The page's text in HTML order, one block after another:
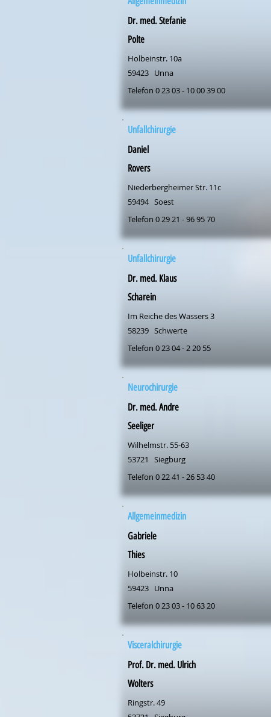
Dr. med. Stefanie
Polte
Holbeinstr. 10a
59423 Unna
Telefon 0 23 03 - 10 00 39 00
Unfallchirurgie
Daniel
Rovers
Niederbergheimer Str. 11c
59494 Soest
Telefon 0 29 21 - 96 95 70
Unfallchirurgie
Dr. med. Klaus
Scharein
Im Reiche des Wassers 3
58239 Schwerte
Telefon 0 23 04 - 2 20 55
Neurochirurgie
Dr. med. Andre
Seeliger
Wilhelmstr. 55-63
53721
Siegburg
Telefon 0 22 41 - 26 53 40
Allgemeinmedizin
Gabriele
Thies
Holbeinstr. 10
59423 Unna
Telefon 0 23 03 - 10 63 20
Visceralchirurgie
Prof. Dr. med. Ulrich
Wolters
Ringstr. 49